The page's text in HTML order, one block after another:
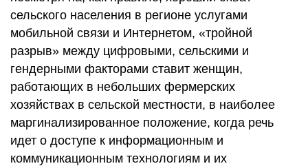
сельского населения в регионе услугами
мобильной связи и Интернетом, «тройной
разрыв» между цифровыми, сельскими и
гендерными факторами ставит женщин,
работающих в небольших фермерских
хозяйствах в сельской местности, в наиболее
маргинализированное положение, когда речь
идет о доступе к информационным и
коммуникационным технологиям и их